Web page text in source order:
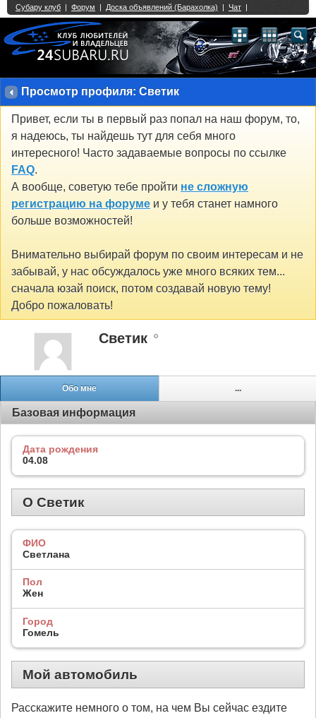
Просмотр профиля: Светик
Привет, если ты в первый раз попал на наш форум, то,
я надеюсь, ты найдешь тут для себя много
интересного! Часто задаваемые вопросы по ссылке
FAQ.
А вообще, советую тебе пройти не сложную
регистрацию на форуме и у тебя станет намного
больше возможностей!
Внимательно выбирай форум по своим интересам и не
забывай, у нас обсуждалось уже много всяких тем...
сначала юзай поиск, потом создавай новую тему!
Добро пожаловать!
Светик
Обо мне ...
Базовая информация
Дата рождения
04.08
О Светик
ФИО
Светлана
Пол
Жен
Город
Гомель
Мой автомобиль
Расскажите немного о том, на чем Вы сейчас ездите
Single Sign On provided byvBSSO
2 3 4 5 6 7 8 9 10 11 12 13 14 15 16 17 18 21 22 23 24 25 26
27 28 29 30 31 32 33 34 35 36 37 38 39 40 41 42 43